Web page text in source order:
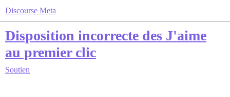
Discourse Meta
Disposition incorrecte des J'aime
au premier clic
Soutien